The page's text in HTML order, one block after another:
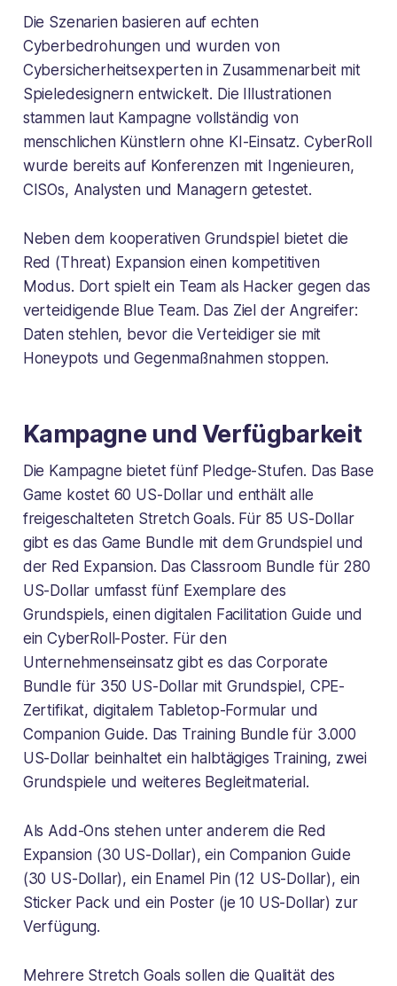
Die Szenarien basieren auf echten
Cyberbedrohungen und wurden von
Cybersicherheitsexperten in Zusammenarbeit mit
Spieledesignern entwickelt. Die Illustrationen
stammen laut Kampagne vollständig von
menschlichen Künstlern ohne KI-Einsatz. CyberRoll
wurde bereits auf Konferenzen mit Ingenieuren,
CISOs, Analysten und Managern getestet.
Neben dem kooperativen Grundspiel bietet die
Red (Threat) Expansion einen kompetitiven
Modus. Dort spielt ein Team als Hacker gegen das
verteidigende Blue Team. Das Ziel der Angreifer:
Daten stehlen, bevor die Verteidiger sie mit
Honeypots und Gegenmaßnahmen stoppen.
Kampagne und Verfügbarkeit
Die Kampagne bietet fünf Pledge-Stufen. Das Base
Game kostet 60 US-Dollar und enthält alle
freigeschalteten Stretch Goals. Für 85 US-Dollar
gibt es das Game Bundle mit dem Grundspiel und
der Red Expansion. Das Classroom Bundle für 280
US-Dollar umfasst fünf Exemplare des
Grundspiels, einen digitalen Facilitation Guide und
ein CyberRoll-Poster. Für den
Unternehmenseinsatz gibt es das Corporate
Bundle für 350 US-Dollar mit Grundspiel, CPE-
Zertifikat, digitalem Tabletop-Formular und
Companion Guide. Das Training Bundle für 3.000
US-Dollar beinhaltet ein halbtägiges Training, zwei
Grundspiele und weiteres Begleitmaterial.
Als Add-Ons stehen unter anderem die Red
Expansion (30 US-Dollar), ein Companion Guide
(30 US-Dollar), ein Enamel Pin (12 US-Dollar), ein
Sticker Pack und ein Poster (je 10 US-Dollar) zur
Verfügung.
Mehrere Stretch Goals sollen die Qualität des